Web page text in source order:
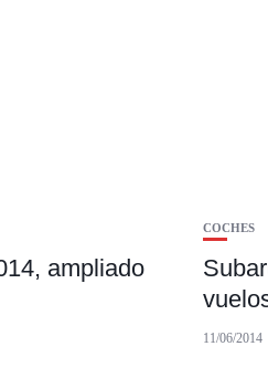
ampliado
COCHES
11/06/2014